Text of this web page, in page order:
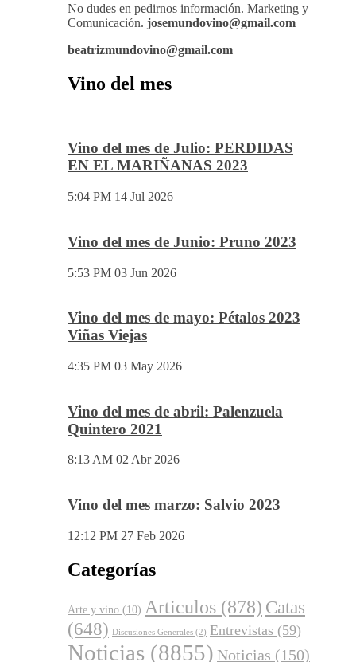
No dudes en pedirnos información. Marketing y
Comunicación. josemundovino@gmail.com
beatrizmundovino@gmail.com
Vino del mes
Vino del mes de Julio: PERDIDAS
EN EL MARIÑANAS 2023
5:04 PM 14 Jul 2026
Vino del mes de Junio: Pruno 2023
5:53 PM 03 Jun 2026
Vino del mes de mayo: Pétalos 2023
Viñas Viejas
4:35 PM 03 May 2026
Vino del mes de abril: Palenzuela
Quintero 2021
8:13 AM 02 Abr 2026
Vino del mes marzo: Salvio 2023
12:12 PM 27 Feb 2026
Categorías
Arte y vino (10) Articulos (878) Catas
(648) Discusiones Generales (2) Entrevistas (59)
Noticias (8855) Noticias (150)